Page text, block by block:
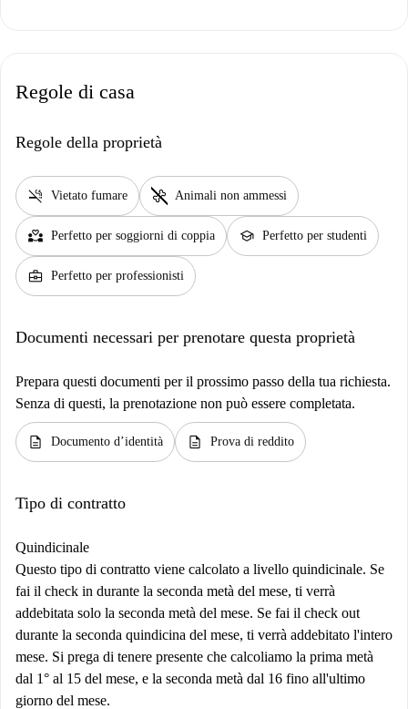
Regole di casa
Regole della proprietà
smoke_free Vietato fumare pet_supplies Animali non ammessi
partner_heart Perfetto per soggiorni di coppia school Perfetto per studenti
business_center Perfetto per professionisti
Documenti necessari per prenotare questa proprietà
Prepara questi documenti per il prossimo passo della tua richiesta.
Senza di questi, la prenotazione non può essere completata.
description Documento d’identità description Prova di reddito
Tipo di contratto
Quindicinale
Questo tipo di contratto viene calcolato a livello quindicinale. Se
fai il check in durante la seconda metà del mese, ti verrà
addebitata solo la seconda metà del mese. Se fai il check out
durante la seconda quindicina del mese, ti verrà addebitato l'intero
mese. Si prega di tenere presente che calcoliamo la prima metà
dal 1° al 15 del mese, e la seconda metà dal 16 fino all'ultimo
giorno del mese.